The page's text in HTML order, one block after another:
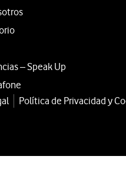
– Speak Up
Política de Privacidad y